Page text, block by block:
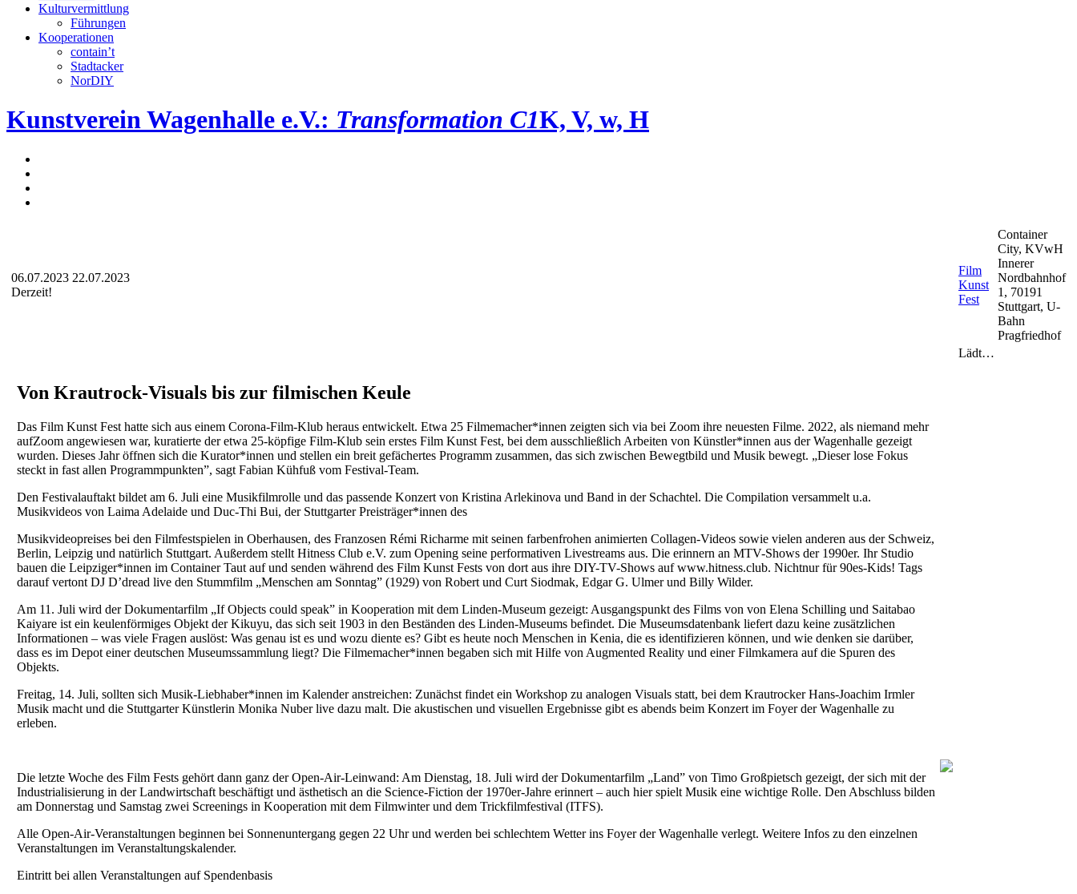
Kulturvermittlung
Führungen
Kooperationen
contain’t
Stadtacker
NorDIY
Kunstverein Wagenhalle e.V.: Transformation C1K, V, w, H
06.07.2023 22.07.2023
Derzeit!
Film
Kunst
Fest
Container
City, KVwH
Innerer
Nordbahnhof
1, 70191
Stuttgart, U-
Bahn
Pragfriedhof
Lädt…
Von Krautrock-Visuals bis zur filmischen Keule
Das Film Kunst Fest hatte sich aus einem Corona-Film-Klub heraus entwickelt. Etwa 25 Filmemacher*innen zeigten sich via bei Zoom ihre neuesten Filme. 2022, als niemand mehr
aufZoom angewiesen war, kuratierte der etwa 25-köpfige Film-Klub sein erstes Film Kunst Fest, bei dem ausschließlich Arbeiten von Künstler*innen aus der Wagenhalle gezeigt
wurden. Dieses Jahr öffnen sich die Kurator*innen und stellen ein breit gefächertes Programm zusammen, das sich zwischen Bewegtbild und Musik bewegt. „Dieser lose Fokus
steckt in fast allen Programmpunkten”, sagt Fabian Kühfuß vom Festival-Team.
Den Festivalauftakt bildet am 6. Juli eine Musikfilmrolle und das passende Konzert von Kristina Arlekinova und Band in der Schachtel. Die Compilation versammelt u.a.
Musikvideos von Laima Adelaide und Duc-Thi Bui, der Stuttgarter Preisträger*innen des
Musikvideopreises bei den Filmfestspielen in Oberhausen, des Franzosen Rémi Richarme mit seinen farbenfrohen animierten Collagen-Videos sowie vielen anderen aus der Schweiz,
Berlin, Leipzig und natürlich Stuttgart. Außerdem stellt Hitness Club e.V. zum Opening seine performativen Livestreams aus. Die erinnern an MTV-Shows der 1990er. Ihr Studio
bauen die Leipziger*innen im Container Taut auf und senden während des Film Kunst Fests von dort aus ihre DIY-TV-Shows auf www.hitness.club. Nichtnur für 90es-Kids! Tags
darauf vertont DJ D’dread live den Stummfilm „Menschen am Sonntag” (1929) von Robert und Curt Siodmak, Edgar G. Ulmer und Billy Wilder.
Am 11. Juli wird der Dokumentarfilm „If Objects could speak” in Kooperation mit dem Linden-Museum gezeigt: Ausgangspunkt des Films von von Elena Schilling und Saitabao
Kaiyare ist ein keulenförmiges Objekt der Kikuyu, das sich seit 1903 in den Beständen des Linden-Museums befindet. Die Museumsdatenbank liefert dazu keine zusätzlichen
Informationen – was viele Fragen auslöst: Was genau ist es und wozu diente es? Gibt es heute noch Menschen in Kenia, die es identifizieren können, und wie denken sie darüber,
dass es im Depot einer deutschen Museumssammlung liegt? Die Filmemacher*innen begaben sich mit Hilfe von Augmented Reality und einer Filmkamera auf die Spuren des
Objekts.
Freitag, 14. Juli, sollten sich Musik-Liebhaber*innen im Kalender anstreichen: Zunächst findet ein Workshop zu analogen Visuals statt, bei dem Krautrocker Hans-Joachim Irmler
Musik macht und die Stuttgarter Künstlerin Monika Nuber live dazu malt. Die akustischen und visuellen Ergebnisse gibt es abends beim Konzert im Foyer der Wagenhalle zu
erleben.
Die letzte Woche des Film Fests gehört dann ganz der Open-Air-Leinwand: Am Dienstag, 18. Juli wird der Dokumentarfilm „Land” von Timo Großpietsch gezeigt, der sich mit der
Industrialisierung in der Landwirtschaft beschäftigt und ästhetisch an die Science-Fiction der 1970er-Jahre erinnert – auch hier spielt Musik eine wichtige Rolle. Den Abschluss bilden
am Donnerstag und Samstag zwei Screenings in Kooperation mit dem Filmwinter und dem Trickfilmfestival (ITFS).
Alle Open-Air-Veranstaltungen beginnen bei Sonnenuntergang gegen 22 Uhr und werden bei schlechtem Wetter ins Foyer der Wagenhalle verlegt. Weitere Infos zu den einzelnen
Veranstaltungen im Veranstaltungskalender.
Eintritt bei allen Veranstaltungen auf Spendenbasis